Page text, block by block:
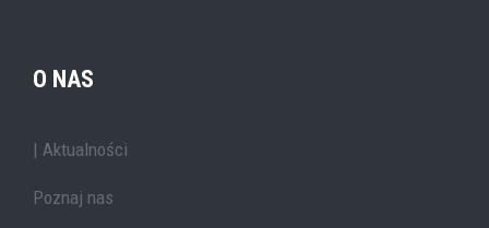
O NAS
| Aktualności
Poznaj nas